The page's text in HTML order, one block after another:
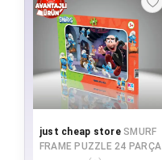
just cheap store SMURF
FRAME PUZZLE 24 PARÇA